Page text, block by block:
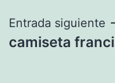
Entrada siguiente
camiseta